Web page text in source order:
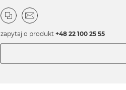
zapytaj o produkt +48 22 100 25 55